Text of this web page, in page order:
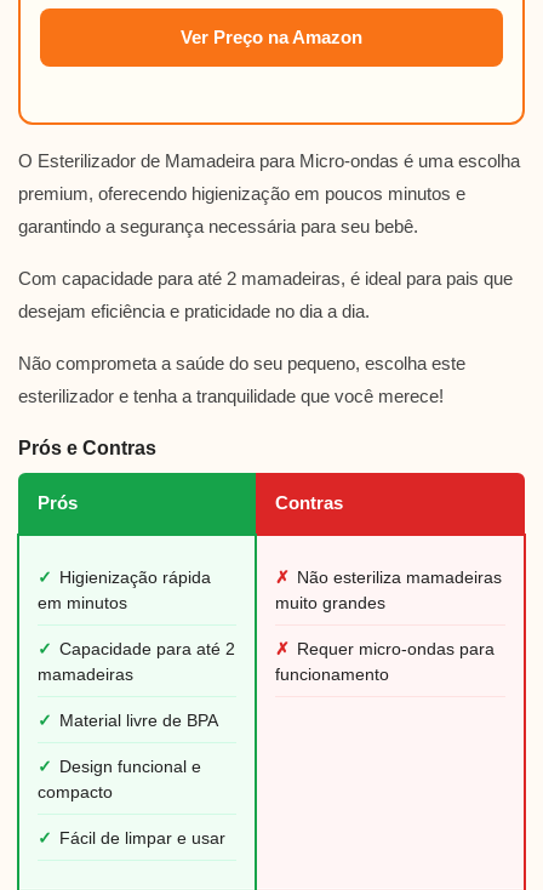
Ver Preço na Amazon
O Esterilizador de Mamadeira para Micro-ondas é uma escolha
premium, oferecendo higienização em poucos minutos e
garantindo a segurança necessária para seu bebê.
Com capacidade para até 2 mamadeiras, é ideal para pais que
desejam eficiência e praticidade no dia a dia.
Não comprometa a saúde do seu pequeno, escolha este
esterilizador e tenha a tranquilidade que você merece!
Prós e Contras
Prós Contras
✓ Higienização rápida
em minutos
✓ Capacidade para até 2
mamadeiras
✓ Material livre de BPA
✓ Design funcional e
compacto
✓ Fácil de limpar e usar
✗ Não esteriliza mamadeiras
muito grandes
✗ Requer micro-ondas para
funcionamento